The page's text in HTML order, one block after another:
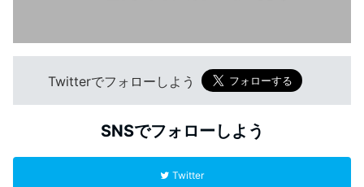
Twitterでフォローしよう
SNSでフォローしよう
Twitter